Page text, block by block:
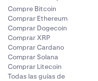
Compre Bitcoin
Comprar Ethereum
Comprar Dogecoin
Comprar XRP
Comprar Cardano
Comprar Solana
Comprar Litecoin
Todas las guías de